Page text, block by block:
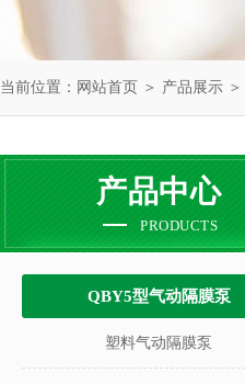
当前位置： 网站首页 ＞ 产品展示 ＞
产品中心
PRODUCTS
QBY5型气动隔膜泵
塑料气动隔膜泵